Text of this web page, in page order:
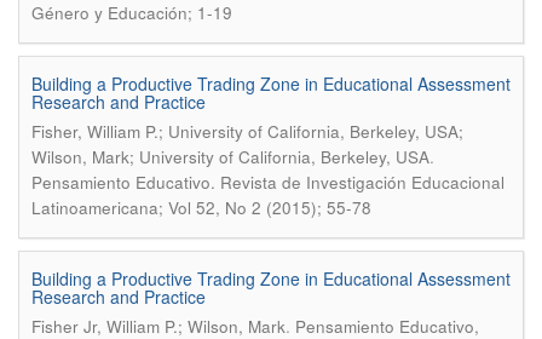
Género y Educación; 1-19
Building a Productive Trading Zone in Educational Assessment
Research and Practice
Fisher, William P.; University of California, Berkeley, USA;
Wilson, Mark; University of California, Berkeley, USA.
Pensamiento Educativo. Revista de Investigación Educacional
Latinoamericana; Vol 52, No 2 (2015); 55-78
Building a Productive Trading Zone in Educational Assessment
Research and Practice
Fisher Jr, William P.; Wilson, Mark. Pensamiento Educativo,